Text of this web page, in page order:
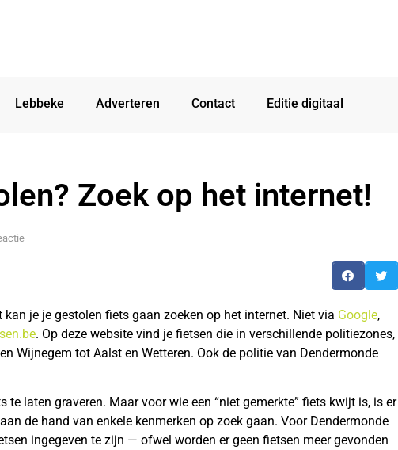
Lebbeke Adverteren Contact Editie digitaal
Zoek op het internet!
je je gestolen fiets gaan zoeken op het internet. Niet via Google,
. Op deze website vind je fietsen die in verschillende politiezones,
Wijnegem tot Aalst en Wetteren. Ook de politie van Dendermonde
te laten graveren. Maar voor wie een “niet gemerkte” fiets kwijt is, is er
de hand van enkele kenmerken op zoek gaan. Voor Dendermonde
ingegeven te zijn — ofwel worden er geen fietsen meer gevonden